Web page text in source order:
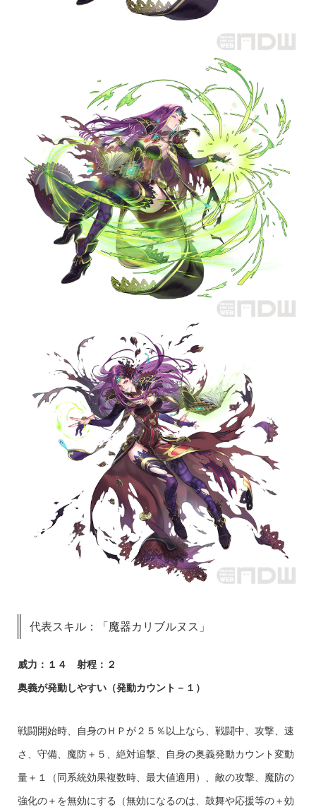
代表スキル：「魔器カリブルヌス」
威力：１４ 射程：２
奥義が発動しやすい（発動カウント－１）
戦闘開始時、自身のＨＰが２５％以上なら、戦闘中、攻撃、速
さ、守備、魔防＋５、絶対追撃、自身の奥義発動カウント変動
量＋１（同系統効果複数時、最大値適用）、敵の攻撃、魔防の
強化の＋を無効にする（無効になるのは、鼓舞や応援等の＋効